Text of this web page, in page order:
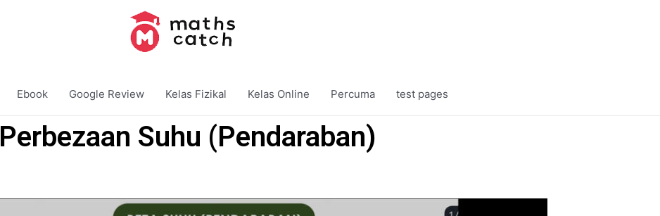
Ebook Google Review Kelas Fizikal Kelas Online Percuma test pages
Perbezaan Suhu (Pendaraban)